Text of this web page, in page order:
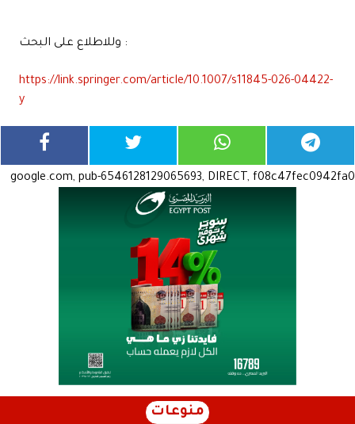
وللاطلاع على البحث :
https://link.springer.com/article/10.1007/s11845-026-04422-
y
google.com, pub-6546128129065693, DIRECT, f08c47fec0942fa0
منوعات